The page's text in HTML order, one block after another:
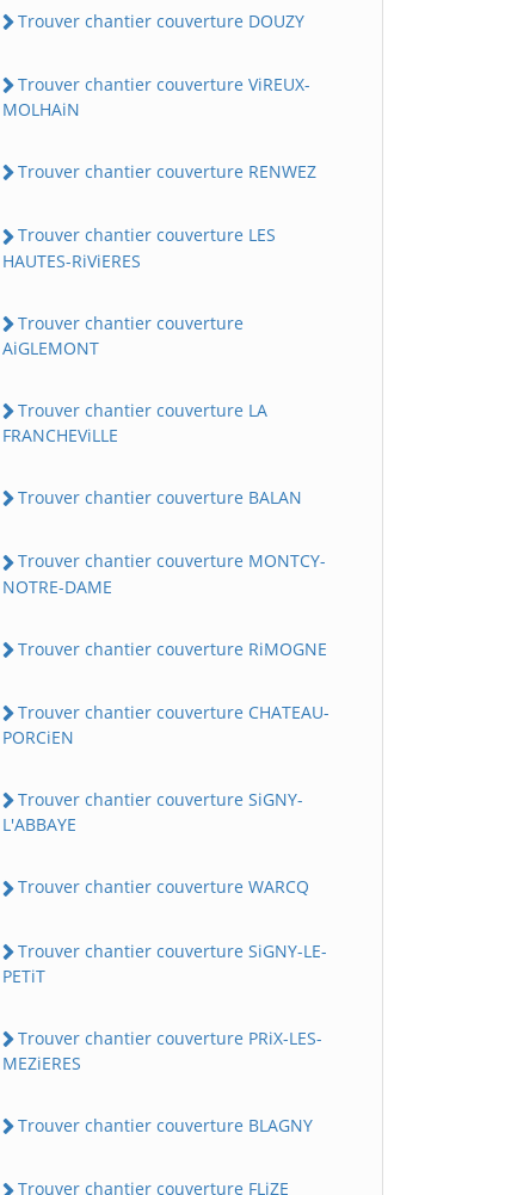
Trouver chantier couverture DOUZY
Trouver chantier couverture ViREUX-
MOLHAiN
Trouver chantier couverture RENWEZ
Trouver chantier couverture LES
HAUTES-RiViERES
Trouver chantier couverture
AiGLEMONT
Trouver chantier couverture LA
FRANCHEViLLE
Trouver chantier couverture BALAN
Trouver chantier couverture MONTCY-
NOTRE-DAME
Trouver chantier couverture RiMOGNE
Trouver chantier couverture CHATEAU-
PORCiEN
Trouver chantier couverture SiGNY-
L'ABBAYE
Trouver chantier couverture WARCQ
Trouver chantier couverture SiGNY-LE-
PETiT
Trouver chantier couverture PRiX-LES-
MEZiERES
Trouver chantier couverture BLAGNY
Trouver chantier couverture FLiZE